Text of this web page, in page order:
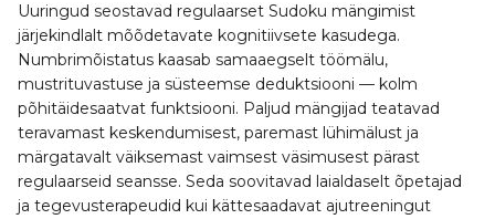
Uuringud seostavad regulaarset Sudoku mängimist
järjekindlalt mõõdetavate kognitiivsete kasudega.
Numbrimõistatus kaasab samaaegselt töömälu,
mustrituvastuse ja süsteemse deduktsiooni — kolm
põhitäidesaatvat funktsiooni. Paljud mängijad teatavad
teravamast keskendumisest, paremast lühimälust ja
märgatavalt väiksemast vaimsest väsimusest pärast
regulaarseid seansse. Seda soovitavad laialdaselt õpetajad
ja tegevusterapeudid kui kättesaadavat ajutreeningut